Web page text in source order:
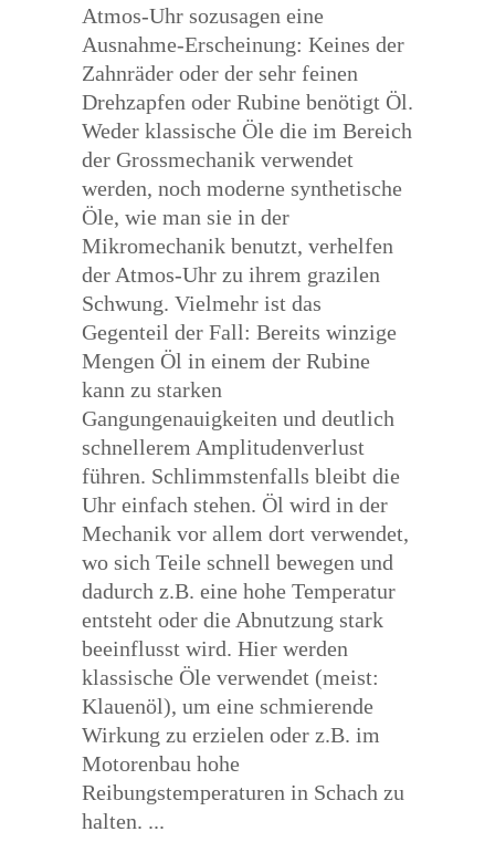
Atmos-Uhr sozusagen eine
Ausnahme-Erscheinung: Keines der
Zahnräder oder der sehr feinen
Drehzapfen oder Rubine benötigt Öl.
Weder klassische Öle die im Bereich
der Grossmechanik verwendet
werden, noch moderne synthetische
Öle, wie man sie in der
Mikromechanik benutzt, verhelfen
der Atmos-Uhr zu ihrem grazilen
Schwung. Vielmehr ist das
Gegenteil der Fall: Bereits winzige
Mengen Öl in einem der Rubine
kann zu starken
Gangungenauigkeiten und deutlich
schnellerem Amplitudenverlust
führen. Schlimmstenfalls bleibt die
Uhr einfach stehen. Öl wird in der
Mechanik vor allem dort verwendet,
wo sich Teile schnell bewegen und
dadurch z.B. eine hohe Temperatur
entsteht oder die Abnutzung stark
beeinflusst wird. Hier werden
klassische Öle verwendet (meist:
Klauenöl), um eine schmierende
Wirkung zu erzielen oder z.B. im
Motorenbau hohe
Reibungstemperaturen in Schach zu
halten.